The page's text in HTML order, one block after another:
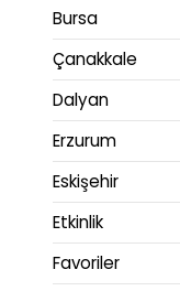
Bursa
Çanakkale
Dalyan
Erzurum
Eskişehir
Etkinlik
Favoriler